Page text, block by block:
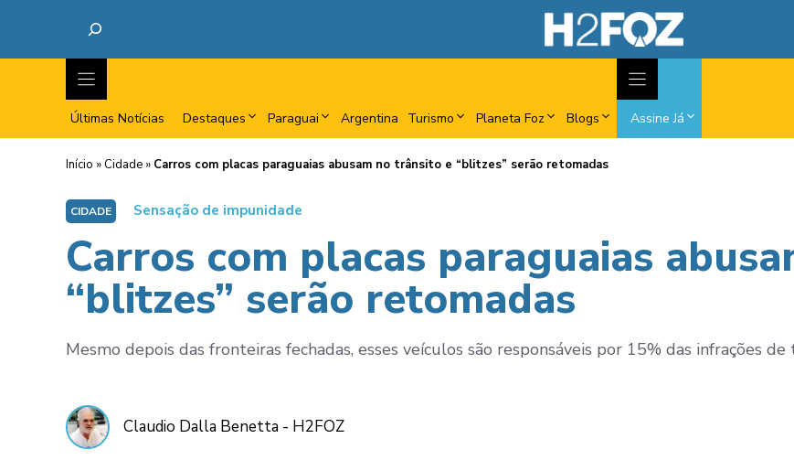
Últimas Notícias Destaques Paraguai Argentina Turismo Planeta Foz Blogs Assine Já
Início » Cidade » Carros com placas paraguaias abusam no trânsito e “blitzes” serão retomadas
CIDADE Sensação de impunidade
Carros com placas paraguaias
“blitzes” serão retomadas
Mesmo depois das fronteiras fechadas, esses veículos são responsáveis por 15% das infrações
Claudio Dalla Benetta - H2FOZ